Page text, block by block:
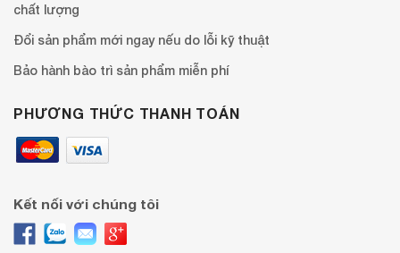
chất lượng
Đổi sản phẩm mới ngay nếu do lỗi kỹ thuật
Bảo hành bào trì sản phẩm miễn phí
PHƯƠNG THỨC THANH TOÁN
Kết nối với chúng tôi